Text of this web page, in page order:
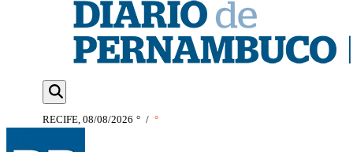
RECIFE, 08/08/2026 ° / °